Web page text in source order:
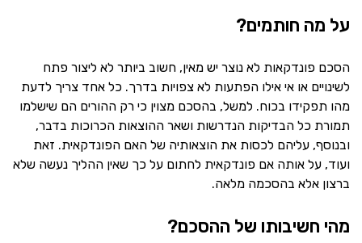
על מה חותמים?
הסכם פונדקאות לא נוצר יש מאין, חשוב ביותר לא ליצור פתח
לשינויים או אי אילו הפתעות לא צפויות בדרך. כל אחד צריך לדעת
מהו תפקידו בכוח. למשל, בהסכם מצוין כי רק ההורים הם שישלמו
תמורת כל הבדיקות הנדרשות ושאר ההוצאות הכרוכות בדבר,
ובנוסף, עליהם לכסות את הוצאותיה של האם הפונדקאית. זאת
ועוד, על אותה אם פונדקאית לחתום על כך שאין ההליך נעשה שלא
ברצון אלא בהסכמה מלאה.
מהי חשיבותו של ההסכם?